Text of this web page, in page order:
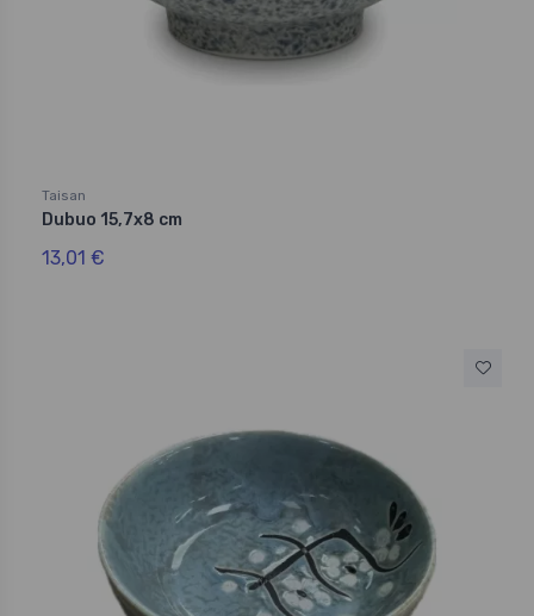
Taisan
Dubuo 15,7x8 cm
13,01 €